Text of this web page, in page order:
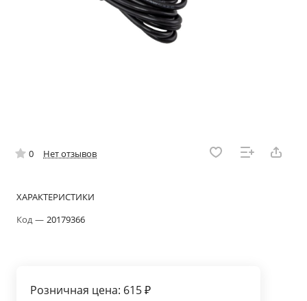
0 Нет отзывов
ХАРАКТЕРИСТИКИ
Код— 20179366
Розничная цена: 615 ₽